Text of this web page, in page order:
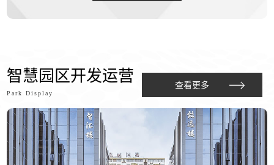
智慧园区开发运营
Park Display
查看更多